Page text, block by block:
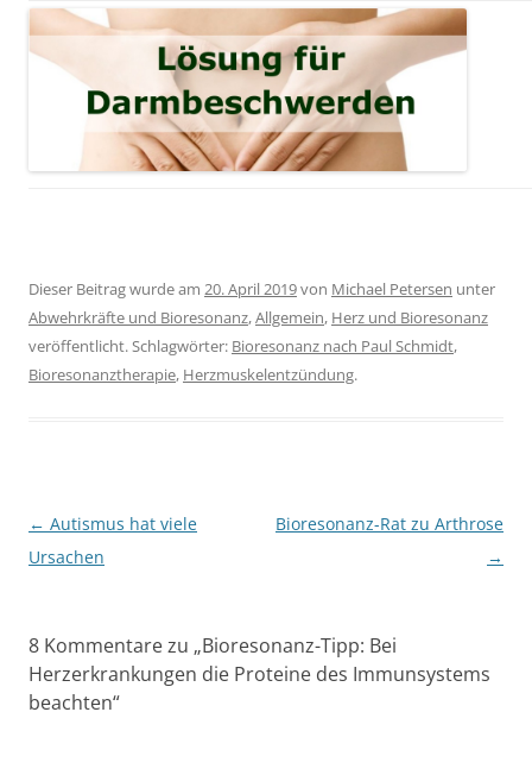
Dieser Beitrag wurde am 20. April 2019von Michael Petersen unter
Abwehrkräfte und Bioresonanz,Allgemein, Herz und Bioresonanz
veröffentlicht. Schlagwörter: Bioresonanz nach Paul Schmidt,
Bioresonanztherapie, Herzmuskelentzündung.
Beitragsnavigation
← Autismus hat viele
Ursachen
Bioresonanz-Rat zu Arthrose
→
8 Kommentare zu „Bioresonanz-Tipp: Bei
Herzerkrankungen die Proteine des Immunsystems
beachten“